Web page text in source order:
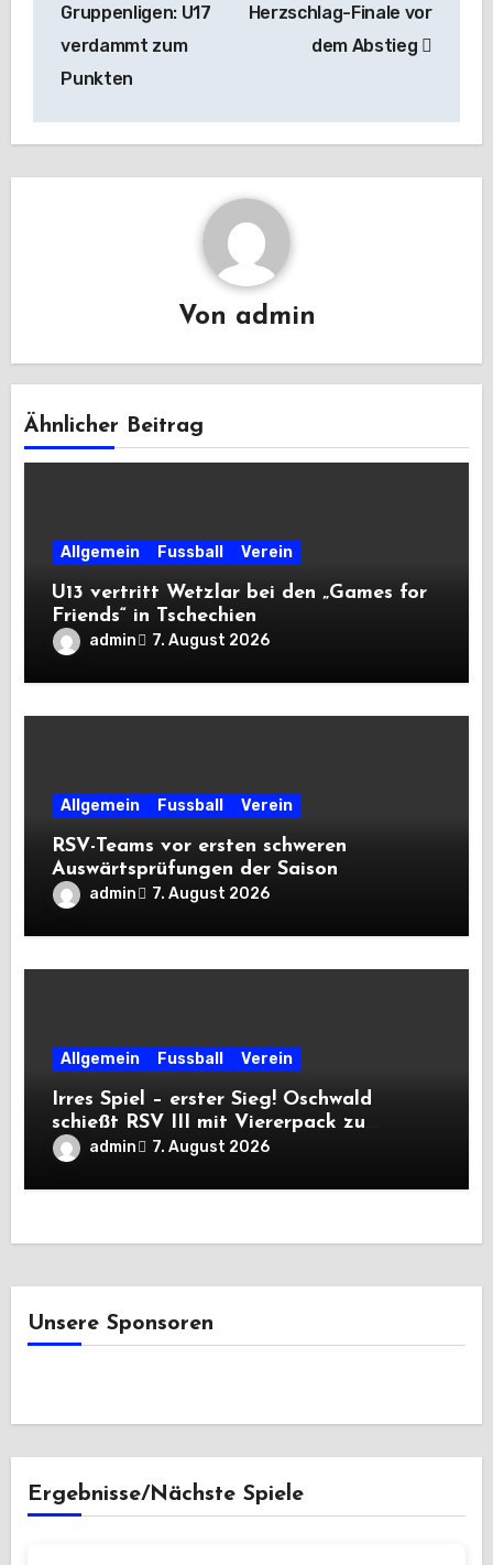
Gruppenligen: U17
verdammt zum
Punkten
Herzschlag-Finale vor
dem Abstieg
Von admin
Ähnlicher Beitrag
Allgemein Fussball Verein
U13 vertritt Wetzlar bei den „Games for
Friends“ in Tschechien
admin 7. August 2026
Allgemein Fussball Verein
RSV-Teams vor ersten schweren
Auswärtsprüfungen der Saison
admin 7. August 2026
Allgemein Fussball Verein
Irres Spiel – erster Sieg! Oschwald
schießt RSV III mit Viererpack zu
Premiere
admin 7. August 2026
Unsere Sponsoren
Ergebnisse/Nächste Spiele